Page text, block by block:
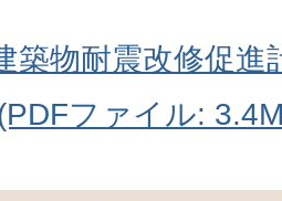
築物耐震改修促
(PDFファイル: